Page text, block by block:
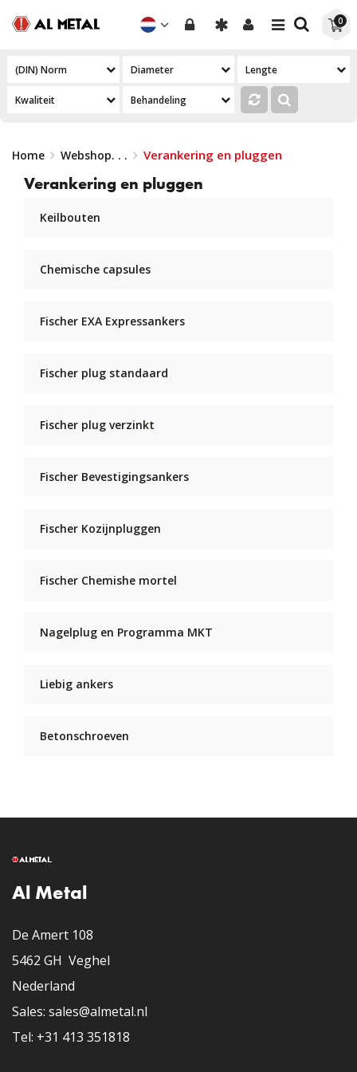
Toggle
Toggle
0
Home Webshop. . . Verankering en pluggen
Verankering en pluggen
Keilbouten
Chemische capsules
Fischer EXA Expressankers
Fischer plug standaard
Fischer plug verzinkt
Fischer Bevestigingsankers
Fischer Kozijnpluggen
Fischer Chemishe mortel
Nagelplug en Programma MKT
Liebig ankers
Betonschroeven
Al Metal
De Amert 108
5462 GH Veghel
Nederland
​Sales: sales@almetal.nl
​Tel: +31 413 351818